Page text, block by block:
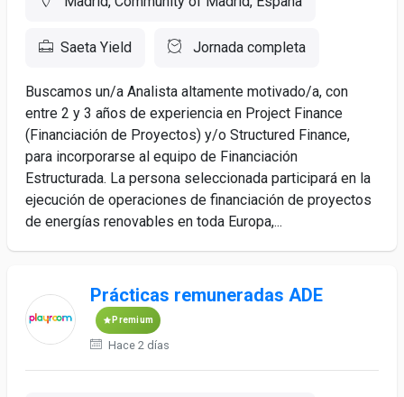
Saeta Yield Jornada completa
Buscamos un/a Analista altamente motivado/a, con
entre 2 y 3 años de experiencia en Project Finance
(Financiación de Proyectos) y/o Structured Finance,
para incorporarse al equipo de Financiación
Estructurada. La persona seleccionada participará en la
ejecución de operaciones de financiación de proyectos
de energías renovables en toda Europa,...
Prácticas remuneradas ADE
Premium
Hace 2 días